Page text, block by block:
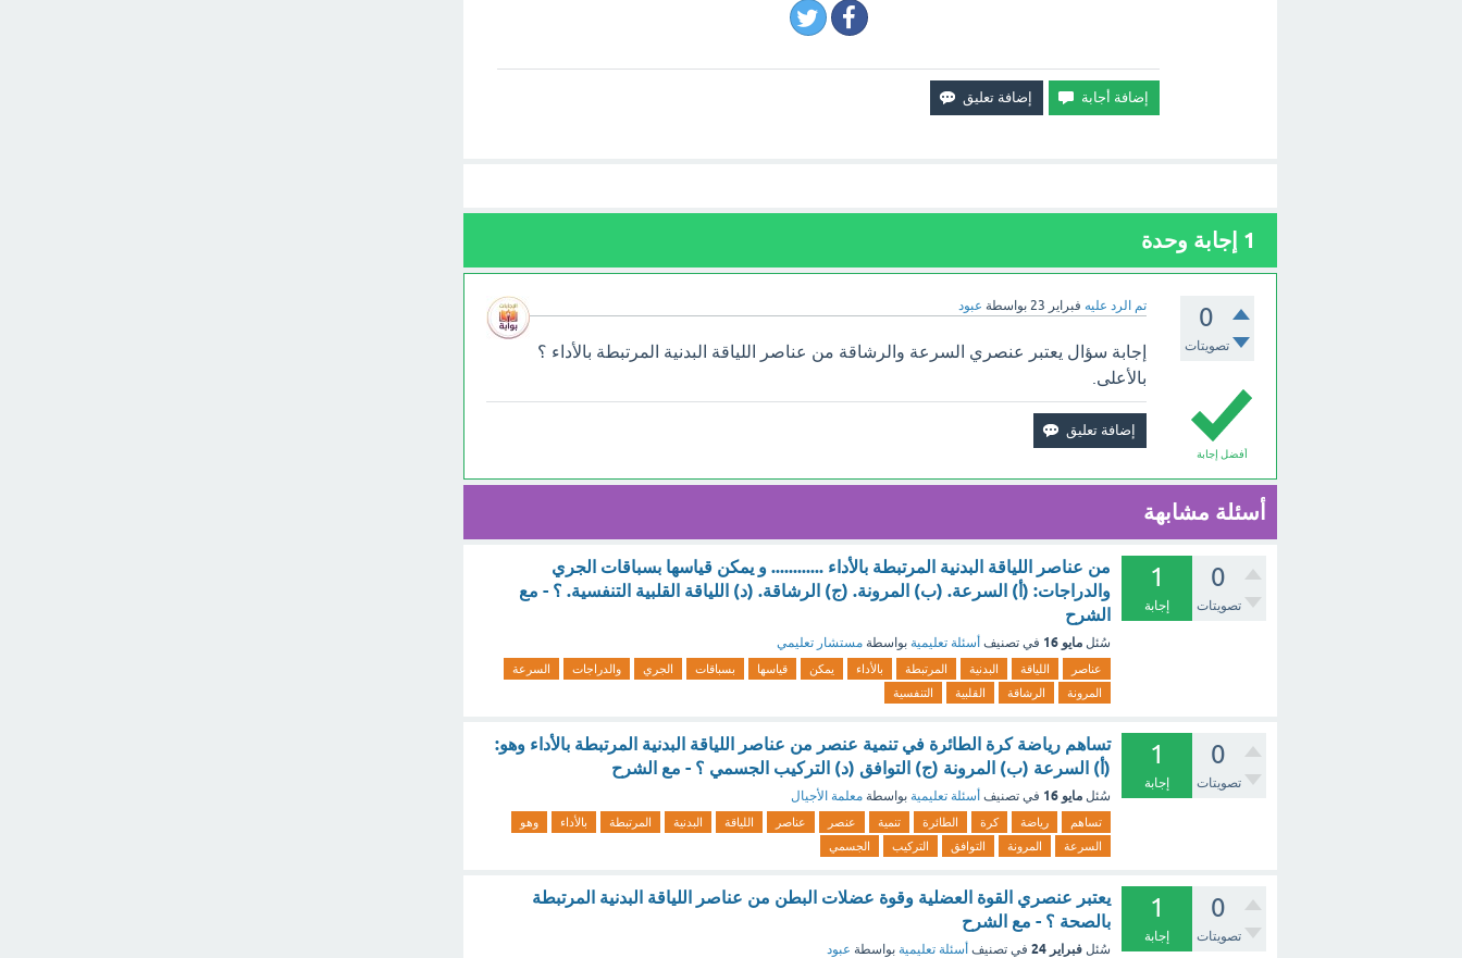
1 إجابة وحدة
0
تصويتات
تم الرد عليه فبراير 23 بواسطة عبود
أفضل إجابة
إجابة سؤال يعتبر عنصري السرعة والرشاقة من عناصر اللياقة البدنية المرتبطة بالأداء ؟
بالأعلى.
أسئلة مشابهة
0
تصويتات
1
إجابة
من عناصر اللياقة البدنية المرتبطة بالأداء ............ و يمكن قياسها بسباقات الجري
والدراجات: (أ) السرعة. (ب) المرونة. (ج) الرشاقة. (د) اللياقة القلبية التنفسية. ؟ - مع
الشرح
سُئل مايو 16 في تصنيف أسئلة تعليمية بواسطة مستشار تعليمي
عناصر اللياقة البدنية المرتبطة بالأداء يمكن قياسها بسباقات الجري والدراجات
السرعة
المرونة
الرشاقة القلبية التنفسية
0
تصويتات
1
إجابة
تساهم رياضة كرة الطائرة في تنمية عنصر من عناصر اللياقة البدنية المرتبطة بالأداء وهو:
(أ) السرعة (ب) المرونة (ج) التوافق (د) التركيب الجسمي ؟ - مع الشرح
سُئل مايو 16 في تصنيف أسئلة تعليمية بواسطة معلمة الأجيال
تساهم رياضة كرة الطائرة تنمية عنصر عناصر اللياقة البدنية المرتبطة بالأداء
وهو
السرعة
المرونة التوافق التركيب الجسمي
0
تصويتات
1
إجابة
يعتبر عنصري القوة العضلية وقوة عضلات البطن من عناصر اللياقة البدنية المرتبطة
بالصحة ؟ - مع الشرح
سُئل فبراير 24 في تصنيف أسئلة تعليمية بواسطة عبود